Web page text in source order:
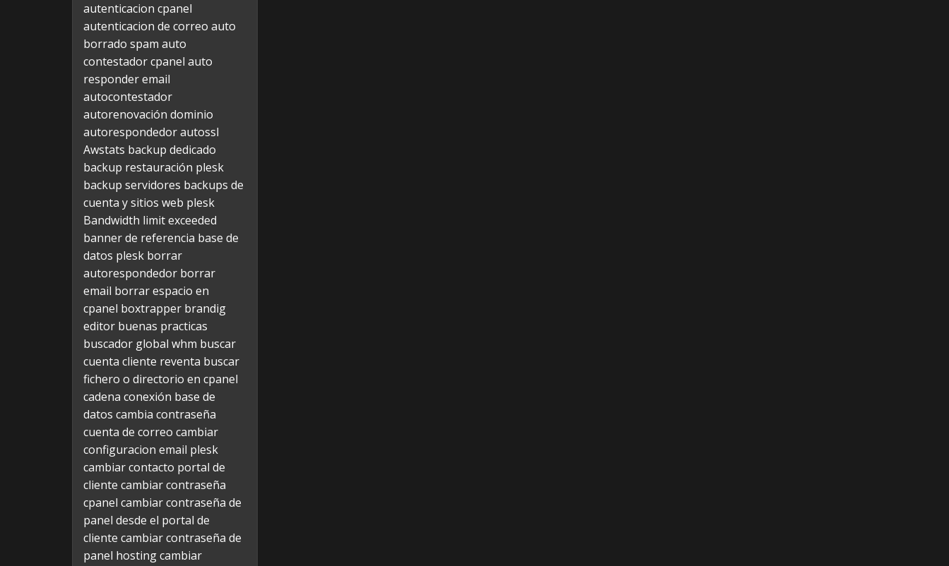
autenticacion cpanel
autenticacion de correo auto
borrado spam auto
contestador cpanel auto
responder email
autocontestador
autorenovación dominio
autorespondedorautossl
Awstats backup dedicado
backup restauración plesk
backup servidores backups de
cuenta y sitios web plesk
Bandwidth limit exceeded
banner de referencia base de
datos plesk borrar
autorespondedor borrar
email borrar espacio en
cpanel boxtrapper brandig
editor buenas practicas
buscador global whm buscar
cuenta cliente reventa buscar
fichero o directorio en cpanel
cadena conexión base de
datos cambia contraseña
cuenta de correo cambiar
configuracion email plesk
cambiar contacto portal de
cliente cambiar contraseña
cpanel cambiar contraseña de
panel desde el portal de
cliente cambiar contraseña de
panel hostingcambiar